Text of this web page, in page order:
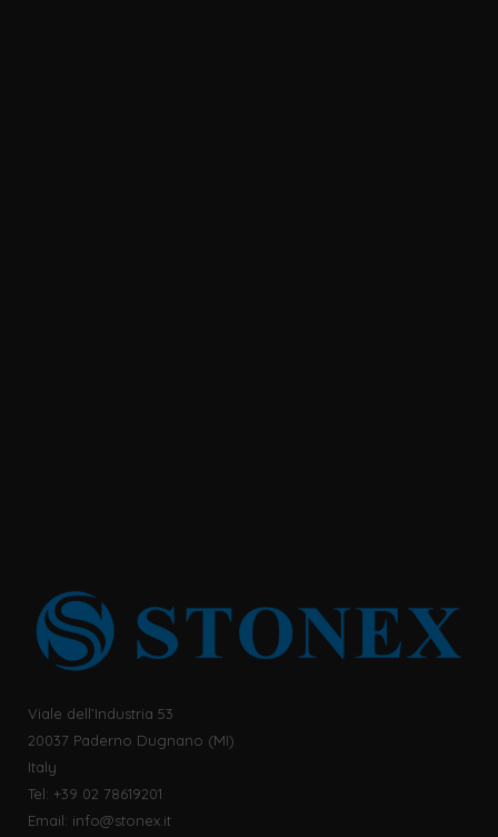
Viale dell’Industria 53
20037 Paderno Dugnano (MI)
Italy
Tel: +39 02 78619201
Email: info@stonex.it